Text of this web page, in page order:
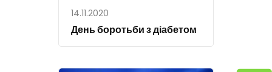
14.11.2020
День боротьби з діабетом